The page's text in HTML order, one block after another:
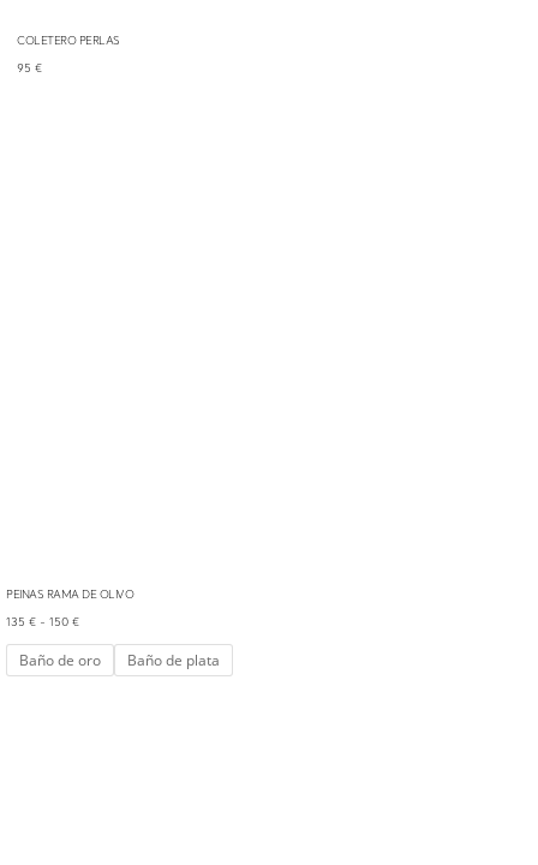
COLETERO PERLAS
95€
PEINAS RAMA DE OLIVO
135€ - 150€Rango
de
Baño de oro Baño de plata